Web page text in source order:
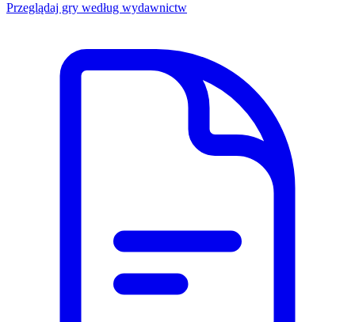
Przeglądaj gry według wydawnictw